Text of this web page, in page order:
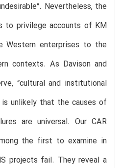
Nevertheless, the
to privilege accounts of KM
Western enterprises to the
contexts. As Davison and
“cultural and institutional
unlikely that the causes of
are universal. Our CAR
the first to examine in
projects fail. They reveal a